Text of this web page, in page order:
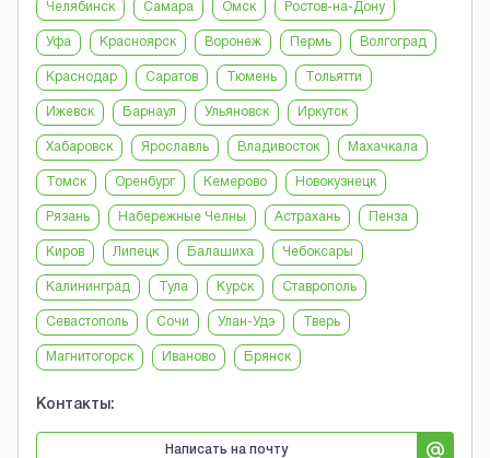
Челябинск Самара Омск Ростов-на-Дону
Уфа Красноярск Воронеж Пермь Волгоград
Краснодар Саратов Тюмень Тольятти
Ижевск Барнаул Ульяновск Иркутск
Хабаровск Ярославль Владивосток Махачкала
Томск Оренбург Кемерово Новокузнецк
Рязань Набережные Челны Астрахань Пенза
Киров Липецк Балашиха Чебоксары
Калининград Тула Курск Ставрополь
Севастополь Сочи Улан-Удэ Тверь
Магнитогорск Иваново Брянск
Контакты:
Написать на почту